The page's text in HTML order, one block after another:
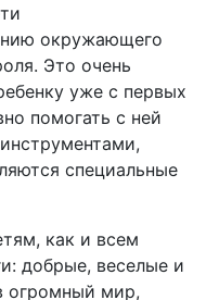
окружающего
Это очень
уже с первых
помогать с ней
специальные
как и всем
добрые, веселые и
огромный мир,